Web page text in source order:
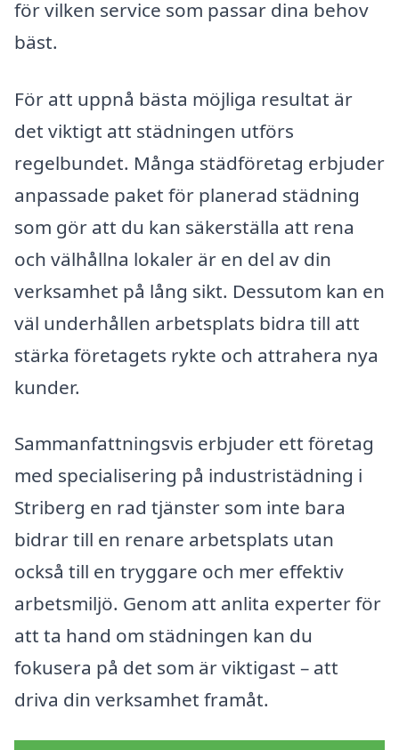
för vilken service som passar dina behov
bäst.
För att uppnå bästa möjliga resultat är
det viktigt att städningen utförs
regelbundet. Många städföretag erbjuder
anpassade paket för planerad städning
som gör att du kan säkerställa att rena
och välhållna lokaler är en del av din
verksamhet på lång sikt. Dessutom kan en
väl underhållen arbetsplats bidra till att
stärka företagets rykte och attrahera nya
kunder.
Sammanfattningsvis erbjuder ett företag
med specialisering på industristädning i
Striberg en rad tjänster som inte bara
bidrar till en renare arbetsplats utan
också till en tryggare och mer effektiv
arbetsmiljö. Genom att anlita experter för
att ta hand om städningen kan du
fokusera på det som är viktigast – att
driva din verksamhet framåt.